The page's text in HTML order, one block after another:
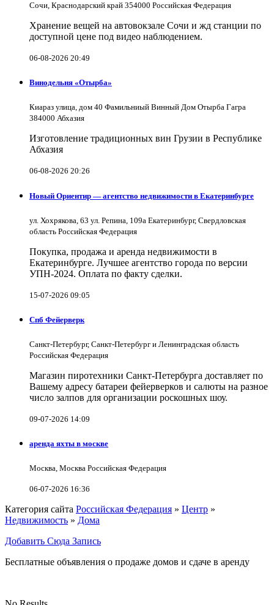
Сочи, Краснодарский край 354000 Российская Федерация
Хранение вещей на автовокзале Сочи и жд станции по
доступной цене под видео наблюдением.
06-08-2026 20:49
Винодельня «Отырба»
Киараз улица, дом 40 Фамильниый Винный Дом Отырба Гагра
384000 Абхазия
Изготовление традиционных вин Грузии в Республике
Абхазия
06-08-2026 20:26
Новый Ориентир — агентство недвижимости в Екатеринбурге
ул. Хохрякова, 63 ул. Репина, 109a Екатеринбург, Свердловская
область Российская Федерация
Покупка, продажа и аренда недвижимости в
Екатеринбурге. Лучшее агентство города по версии
УПН-2024. Оплата по факту сделки.
15-07-2026 09:05
Спб Фейерверк
Санкт-Петербург, Санкт-Петербург и Ленинградская область
Российская Федерация
Магазин пиротехники Санкт-Петербурга доставляет по
Вашему адресу батареи фейерверков и салюты на разное
число залпов для организации роскошных шоу.
09-07-2026 14:09
аренда яхты в москве
Москва, Москва Российская Федерация
06-07-2026 16:36
Категория сайта Российская Федерация » Центр »
Недвижимость » Дома
Добавить Сюда Запись
Бесплатные объявления о продаже домов и сдаче в аренду